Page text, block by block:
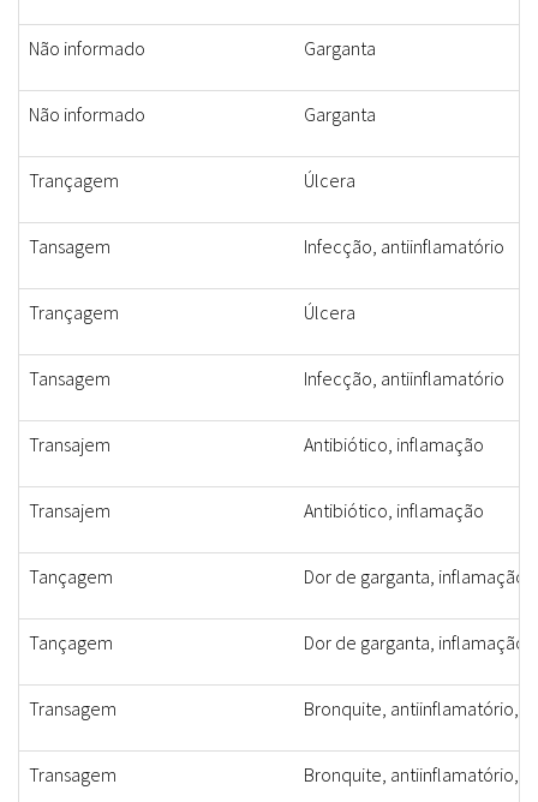
Não informado Garganta
Não informado Garganta
Trançagem Úlcera
Tansagem Infecção, antiinflamatório
Trançagem Úlcera
Tansagem Infecção, antiinflamatório
Transajem Antibiótico, inflamação
Transajem Antibiótico, inflamação
Tançagem Dor de garganta, inflamação
Tançagem Dor de garganta, inflamação
Transagem Bronquite, antiinflamatório,
Transagem Bronquite, antiinflamatório,